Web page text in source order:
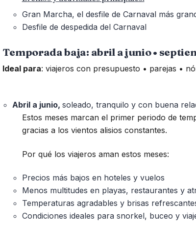
Gran Marcha, el desfile de Carnaval más
Desfile de despedida del Carnaval
Temporada baja: abril a junio •
Ideal para: viajeros con presupuesto • parejas •
Abril a junio, soleado, tranquilo y con buena
Estos meses marcan el primer periodo de
gracias a los vientos alisios constantes.
Por qué los viajeros aman estos meses:
Precios más bajos en hoteles y vuelos
Menos multitudes en playas, restaurantes y
Temperaturas agradables y brisas
Condiciones ideales para snorkel, buceo y